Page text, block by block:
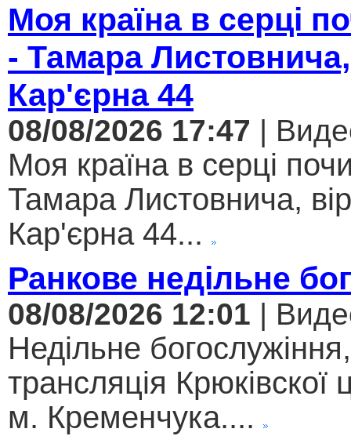
Моя країна в серці
- Тамара
Кар'єрна 44
08/08/2026 17:47 |
Моя країна в серці
Тамара Листовнича,
Кар'єрна 44...
Ранкове недільне
08/08/2026 12:01 |
Недільне
трансляція
м. Кременчука....